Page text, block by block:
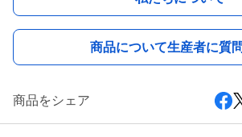
商品について生産者に質
商品をシェア